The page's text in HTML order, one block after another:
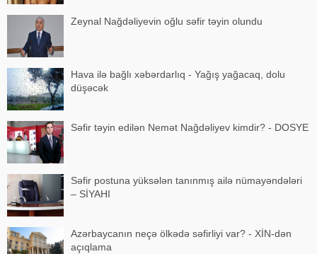
Zeynal Nağdəliyevin oğlu səfir təyin olundu
Hava ilə bağlı xəbərdarlıq - Yağış yağacaq, dolu
düşəcək
Səfir təyin edilən Nemət Nağdəliyev kimdir? - DOSYE
Səfir postuna yüksələn tanınmış ailə nümayəndələri
– SİYAHI
Azərbaycanın neçə ölkədə səfirliyi var? - XİN-dən
açıqlama